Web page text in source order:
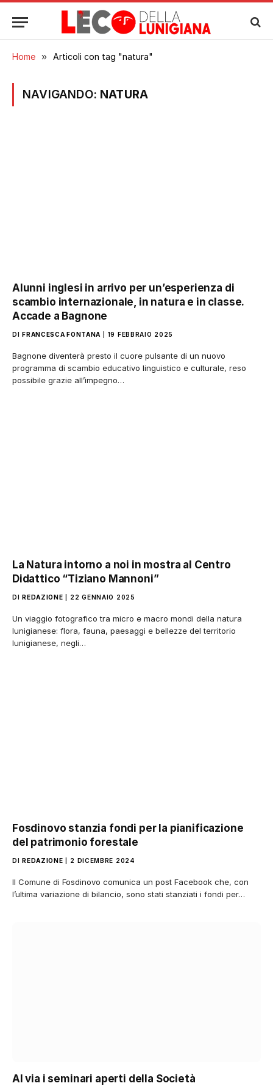
Home » Articoli con tag "natura"
NAVIGANDO: NATURA
Alunni inglesi in arrivo per un’esperienza di
scambio internazionale, in natura e in classe.
Accade a Bagnone
DI FRANCESCA FONTANA 19 FEBBRAIO 2025
Bagnone diventerà presto il cuore pulsante di un nuovo
programma di scambio educativo linguistico e culturale, reso
possibile grazie all’impegno…
La Natura intorno a noi in mostra al Centro
Didattico “Tiziano Mannoni”
DI REDAZIONE 22 GENNAIO 2025
Un viaggio fotografico tra micro e macro mondi della natura
lunigianese: flora, fauna, paesaggi e bellezze del territorio
lunigianese, negli…
Fosdinovo stanzia fondi per la pianificazione
del patrimonio forestale
DI REDAZIONE 2 DICEMBRE 2024
Il Comune di Fosdinovo comunica un post Facebook che, con
l’ultima variazione di bilancio, sono stati stanziati i fondi per…
Al via i seminari aperti della Società